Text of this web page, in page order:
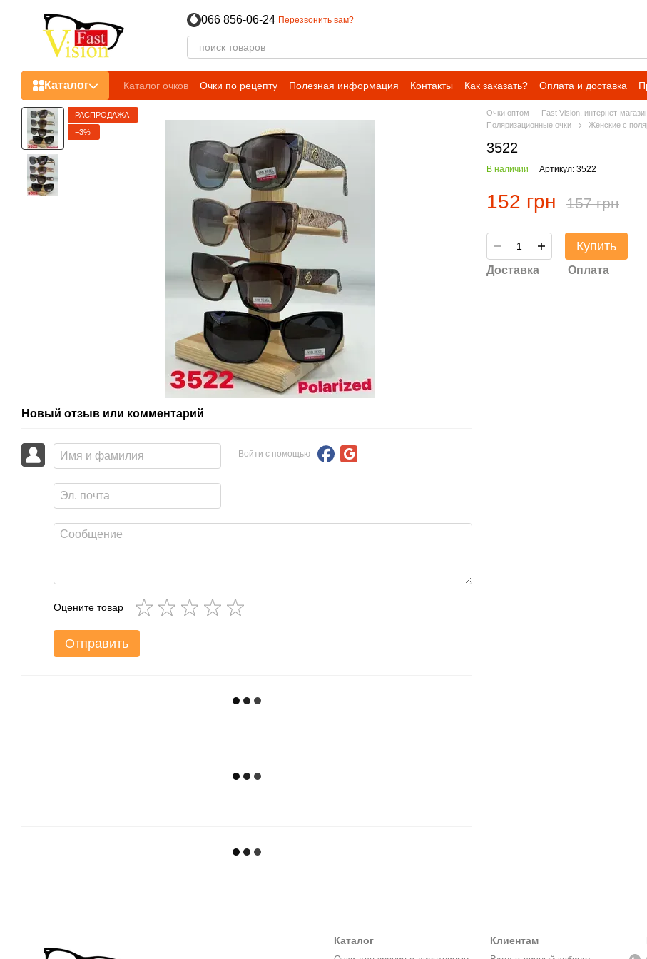
066 856-06-24 Перезвонить вам?
Каталог Каталог очков Очки по рецепту Полезная информация Контакты Как заказать? Оплата и доставка
Пользовательское соглашение
РАСПРОДАЖА
−3%
Новый отзыв или комментарий
Войти с помощью
Оцените товар
Отправить
Очки оптом — Fast Vision, интернет-
Поляризационные очки
Женские с
3522
В наличии Артикул: 3522
152 грн 157 грн
Купить
Доставка Оплата
Каталог Клиентам